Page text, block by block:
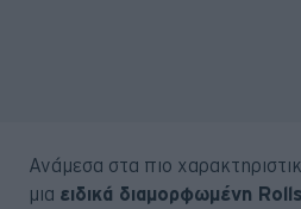
Ανάμεσα στα πιο
μια ειδικά διαμορφωμένη